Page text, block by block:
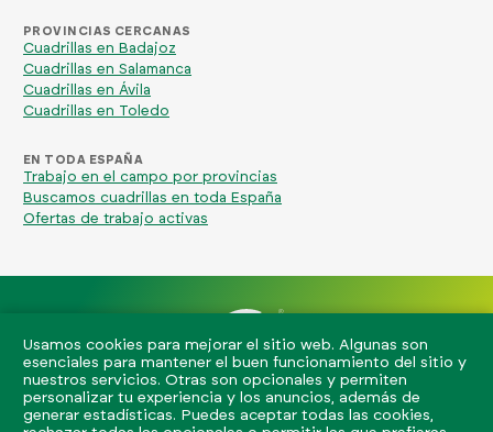
PROVINCIAS CERCANAS
Cuadrillas en Badajoz
Cuadrillas en Salamanca
Cuadrillas en Ávila
Cuadrillas en Toledo
EN TODA ESPAÑA
Trabajo en el campo por provincias
Buscamos cuadrillas en toda España
Ofertas de trabajo activas
info@eljornalero.es 722 84 39 04
El Jornalero 2026. Todos los derechos reservados.
Usamos cookies para mejorar el sitio web. Algunas son
esenciales para mantener el buen funcionamiento del sitio y
nuestros servicios. Otras son opcionales y permiten
personalizar tu experiencia y los anuncios, además de
generar estadísticas. Puedes aceptar todas las cookies,